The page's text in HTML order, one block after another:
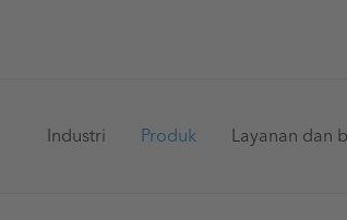
Main
Industri Produk Layanan dan